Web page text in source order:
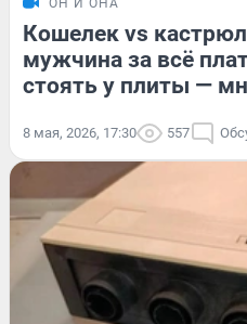
Кошелек vs
мужчина за всё
стоять у плиты —
8 мая, 2026, 17:30 557